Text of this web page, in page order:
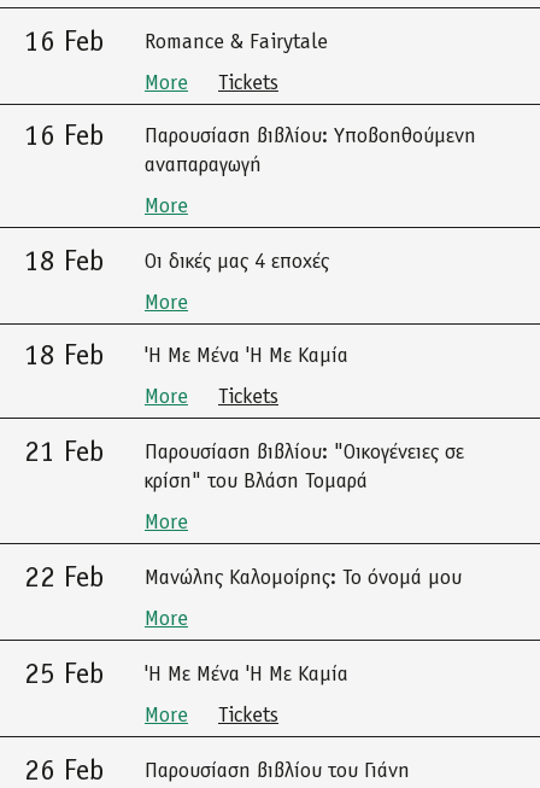
16 Feb
Romance & Fairytale
More
Tickets
16 Feb
Παρουσίαση βιβλίου: Υποβοηθούμενη
αναπαραγωγή
More
18 Feb
Οι δικές μας 4 εποχές
More
18 Feb
'Η Με Μένα 'Η Με Καμία
More
Tickets
21 Feb
Παρουσίαση βιβλίου: "Οικογένειες σε
κρίση" του Βλάση Τομαρά
More
22 Feb
Μανώλης Καλομοίρης: Το όνομά μου
More
25 Feb
'Η Με Μένα 'Η Με Καμία
More
Tickets
26 Feb
Παρουσίαση βιβλίου του Γιάνη